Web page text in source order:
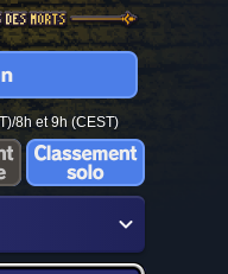
8h et 9h (CEST)